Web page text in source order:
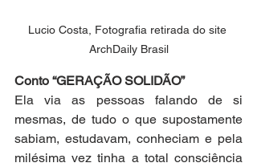
Lucio Costa, Fotografia retirada do site
ArchDaily Brasil
Conto “GERAÇÃO SOLIDÃO”
Ela via as pessoas falando de si
mesmas, de tudo o que supostamente
sabiam, estudavam, conheciam e pela
milésima vez tinha a total consciência